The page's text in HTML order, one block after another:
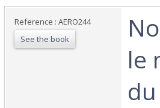
Reference : AERO244
See the book
le